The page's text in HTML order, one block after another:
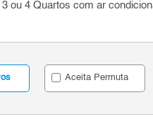
3 ou 4 Quartos com ar
Aceita Permuta